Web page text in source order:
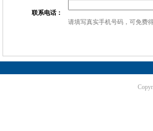
联系电话：
请填写真实手机号码，可免费